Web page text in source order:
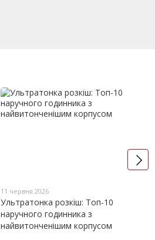
11 червня 2026
Ультратонка розкіш: Топ-10
наручного годинника з
найвитонченішим корпусом